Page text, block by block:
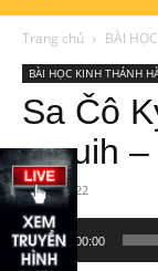
Trang chủ BÀI
BÀI HỌC KINH THÁNH
Sa Čô
Mnuih
05/05/2022
Trình
phát
00:00